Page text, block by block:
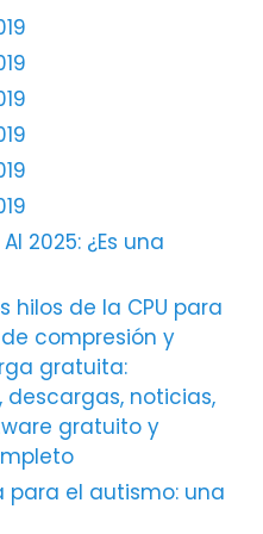
2025: ¿Es una
hilos de la CPU para
compresión y
gratuita:
descargas, noticias,
gratuito y
el autismo: una